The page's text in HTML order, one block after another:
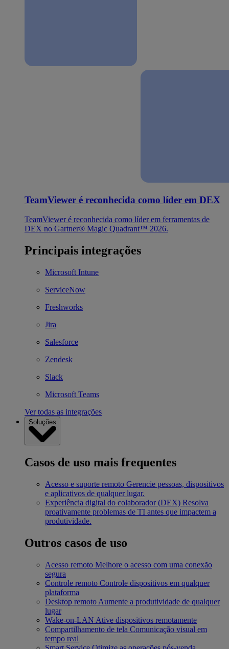
TeamViewer é reconhecida como líder em DEX
TeamViewer é reconhecida como líder em ferramentas de
DEX no Gartner® Magic Quadrant™ 2026.
Principais integrações
Microsoft Intune
ServiceNow
Freshworks
Jira
Salesforce
Zendesk
Slack
Microsoft Teams
Ver todas as integrações
Soluções
Casos de uso mais frequentes
Acesso e suporte remoto Gerencie pessoas, dispositivos
e aplicativos de qualquer lugar.
Experiência digital do colaborador (DEX) Resolva
proativamente problemas de TI antes que impactem a
produtividade.
Outros casos de uso
Acesso remoto Melhore o acesso com uma conexão
segura
Controle remoto Controle dispositivos em qualquer
plataforma
Desktop remoto Aumente a produtividade de qualquer
lugar
Wake-on-LAN Ative dispositivos remotamente
Compartilhamento de tela Comunicação visual em
tempo real